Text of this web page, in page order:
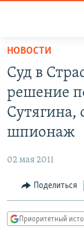
доступа
основному
содержанию
навигации
Вернутся
ПОДКАСТЫ
АВТОРСКИЕ
IDEL.РЕАЛИИ
НОВОСТИ
Суд в
решение
Сутягина,
шпионаж
02 мая 2011
Поделиться
Приоритетный